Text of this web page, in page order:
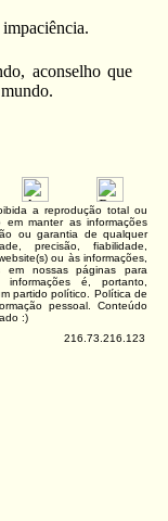
aconselho que
a reprodução total ou
manter as informações
ou garantia de qualquer
precisão, fiabilidade,
ou às informações,
em nossas páginas para
é, portanto,
partido político. Política de
pessoal. Conteúdo
:)
216.73.216.123